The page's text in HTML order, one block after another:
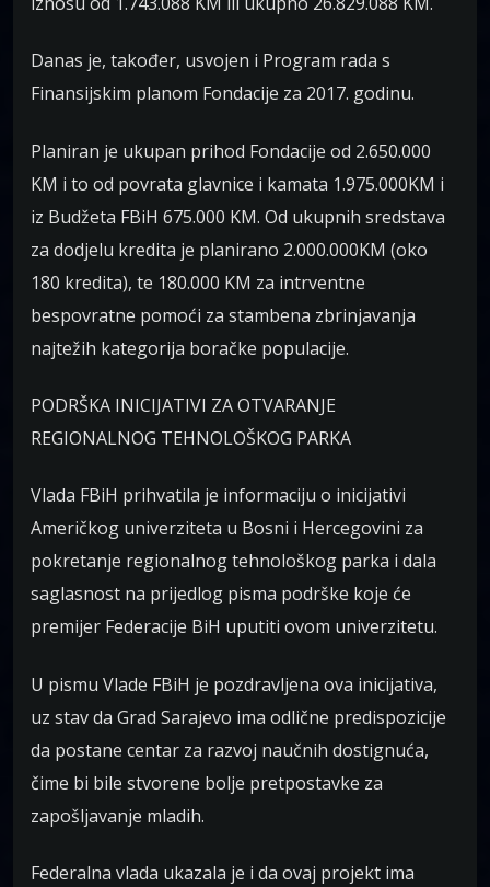
Danas je, također, usvojen i Program rada s
Finansijskim planom Fondacije za 2017. godinu.
Planiran je ukupan prihod Fondacije od 2.650.000
KM i to od povrata glavnice i kamata 1.975.000KM i
iz Budžeta FBiH 675.000 KM. Od ukupnih sredstava
za dodjelu kredita je planirano 2.000.000KM (oko
180 kredita), te 180.000 KM za intrventne
bespovratne pomoći za stambena zbrinjavanja
najtežih kategorija boračke populacije.
PODRŠKA INICIJATIVI ZA OTVARANJE
REGIONALNOG TEHNOLOŠKOG PARKA
Vlada FBiH prihvatila je informaciju o inicijativi
Američkog univerziteta u Bosni i Hercegovini za
pokretanje regionalnog tehnološkog parka i dala
saglasnost na prijedlog pisma podrške koje će
premijer Federacije BiH uputiti ovom univerzitetu.
U pismu Vlade FBiH je pozdravljena ova inicijativa,
uz stav da Grad Sarajevo ima odlične predispozicije
da postane centar za razvoj naučnih dostignuća,
čime bi bile stvorene bolje pretpostavke za
zapošljavanje mladih.
Federalna vlada ukazala je i da ovaj projekt ima